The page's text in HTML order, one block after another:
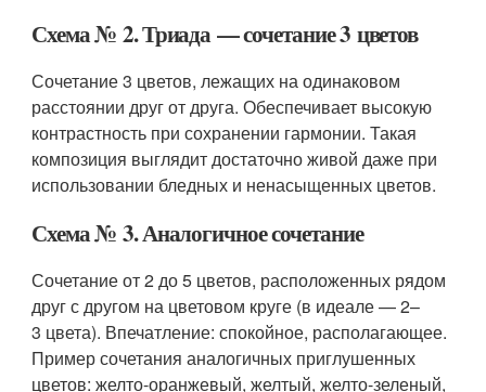
Схема № 2. Триада — сочетание 3 цветов
Сочетание 3 цветов, лежащих на одинаковом
расстоянии друг от друга. Обеспечивает высокую
контрастность при сохранении гармонии. Такая
композиция выглядит достаточно живой даже при
использовании бледных и ненасыщенных цветов.
Схема № 3. Аналогичное сочетание
Сочетание от 2 до 5 цветов, расположенных рядом
друг с другом на цветовом круге (в идеале — 2–
3 цвета). Впечатление: спокойное, располагающее.
Пример сочетания аналогичных приглушенных
цветов: желто-оранжевый, желтый, желто-зеленый,